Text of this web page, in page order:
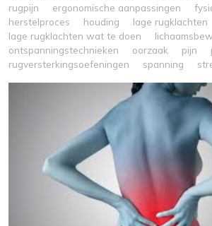
rugpijn
ergonomische aanpassingen
herstelproces
houding
lage rugklachten
lage rugklachten wat te doen
ontspanningstechnieken
oorzaak pijn
rugversterkingsoefeningen
spanning